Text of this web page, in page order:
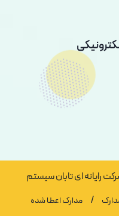
رایانه ای تابان سیستم
/ مدارک اعطا شده